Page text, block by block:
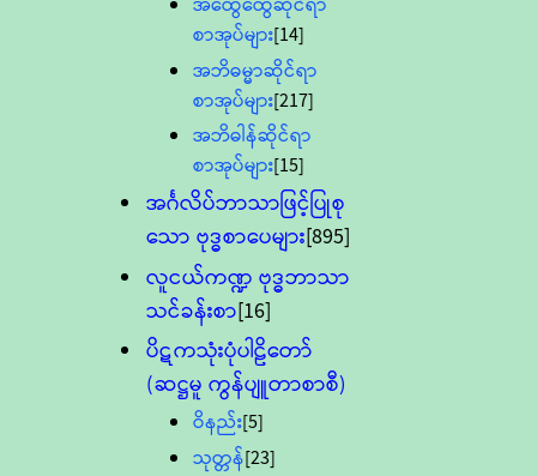
စာအုပ်များ[14]
အဘိဓမ္မာဆိုင်ရာ
စာအုပ်များ[217]
အဘိဓါန်ဆိုင်ရာ
စာအုပ်များ[15]
အင်္ဂလိပ်ဘာသာဖြင့်ပြုစု
သော ဗုဒ္ဓစာပေများ[895]
လူငယ်ကဏ္ဍ ဗုဒ္ဓဘာသာ
သင်ခန်းစာ[16]
ပိဋကသုံးပုံပါဠိတော်
(ဆဋ္ဌမူ ကွန်ပျူတာစာစီ)
ဝိနည်း[5]
သုတ္တန်[23]